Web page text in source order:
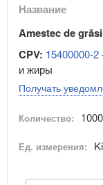
Название
Amestec de
CPV: 15400000-2
и жиры
Получать
Количество:
Ед. измерения: